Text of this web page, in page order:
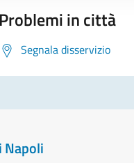
Problemi in città
Segnala disservizio
Napoli